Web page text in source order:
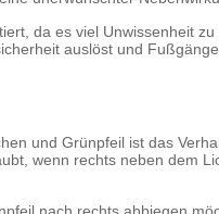
da es viel Unwissenheit
auslöst und
und Grünpfeil ist das
wenn rechts neben dem
nach rechts abbiegen